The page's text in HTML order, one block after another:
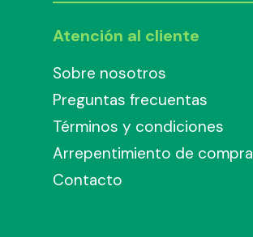
Atención al cliente
Sobre nosotros
Preguntas frecuentas
Términos y condiciones
Arrepentimiento de compra
Contacto